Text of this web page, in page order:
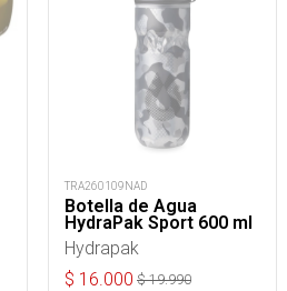
TRA260109NAD
Botella de Agua
HydraPak Sport 600 ml
Hydrapak
$ 16.000 $19.990